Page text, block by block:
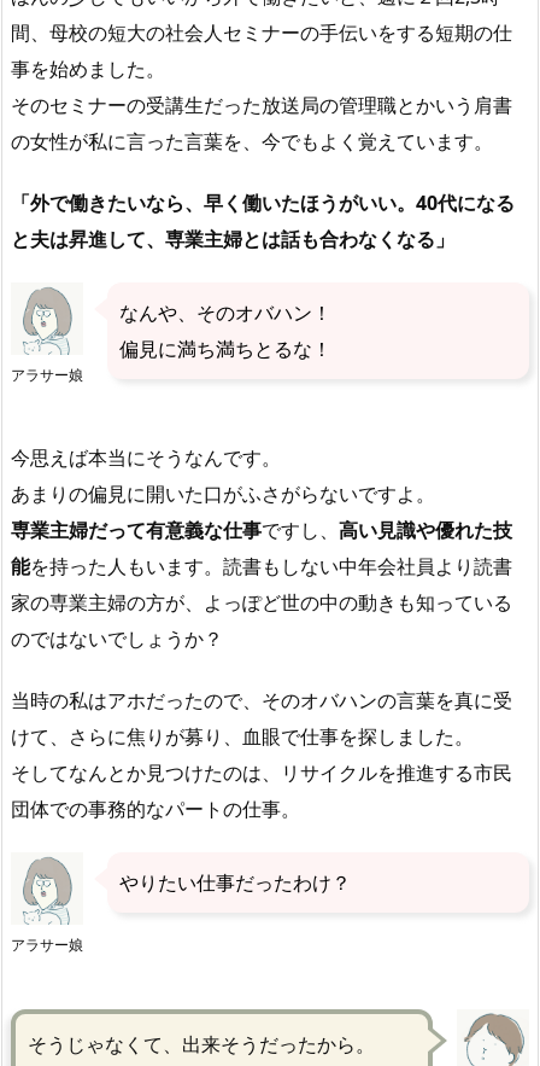
間、母校の短大の社会人セミナーの手伝いをする短期の仕
事を始めました。
そのセミナーの受講生だった放送局の管理職とかいう肩書
の女性が私に言った言葉を、今でもよく覚えています。
「外で働きたいなら、早く働いたほうがいい。40代になる
と夫は昇進して、専業主婦とは話も合わなくなる」
アラサー娘
なんや、そのオバハン！
偏見に満ち満ちとるな！
今思えば本当にそうなんです。
あまりの偏見に開いた口がふさがらないですよ。
専業主婦だって有意義な仕事ですし、 高い見識や優れた技
能を持った人もいます。読書もしない中年会社員より読書
家の専業主婦の方が、よっぽど世の中の動きも知っている
のではないでしょうか？
当時の私はアホだったので、そのオバハンの言葉を真に受
けて、さらに焦りが募り、血眼で仕事を探しました。
そしてなんとか見つけたのは、リサイクルを推進する市民
団体での事務的なパートの仕事。
アラサー娘
やりたい仕事だったわけ？
そうじゃなくて、出来そうだったから。